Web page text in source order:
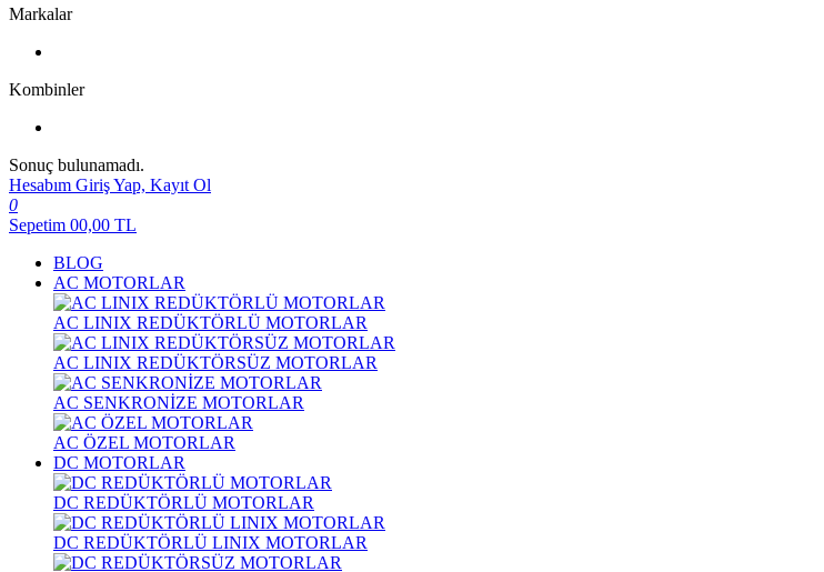
Markalar
Kombinler
Sonuç bulunamadı.
Hesabım Giriş Yap, Kayıt Ol
0
Sepetim 00,00 TL
BLOG
AC MOTORLAR
AC LINIX REDÜKTÖRLÜ MOTORLAR
AC LINIX REDÜKTÖRSÜZ MOTORLAR
AC SENKRONİZE MOTORLAR
AC ÖZEL MOTORLAR
DC MOTORLAR
DC REDÜKTÖRLÜ MOTORLAR
DC REDÜKTÖRLÜ LINIX MOTORLAR